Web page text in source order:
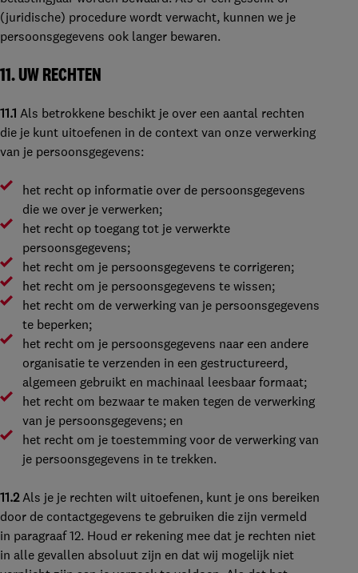
(juridische) procedure wordt verwacht, kunnen we je
persoonsgegevens ook langer bewaren.
11.UW RECHTEN
11.1 Als betrokkene beschikt je over een aantal rechten
die je kunt uitoefenen in de context van onze verwerking
van je persoonsgegevens:
het recht op informatie over de persoonsgegevens
die we over je verwerken;
het recht op toegang tot je verwerkte
persoonsgegevens;
het recht om je persoonsgegevens te corrigeren;
het recht om je persoonsgegevens te wissen;
het recht om de verwerking van je persoonsgegevens
te beperken;
het recht om je persoonsgegevens naar een andere
organisatie te verzenden in een gestructureerd,
algemeen gebruikt en machinaal leesbaar formaat;
het recht om bezwaar te maken tegen de verwerking
van je persoonsgegevens; en
het recht om je toestemming voor de verwerking van
je persoonsgegevens in te trekken.
11.2Als je je rechten wilt uitoefenen, kunt je ons bereiken
door de contactgegevens te gebruiken die zijn vermeld
in paragraaf 12. Houd er rekening mee dat je rechten niet
in alle gevallen absoluut zijn en dat wij mogelijk niet